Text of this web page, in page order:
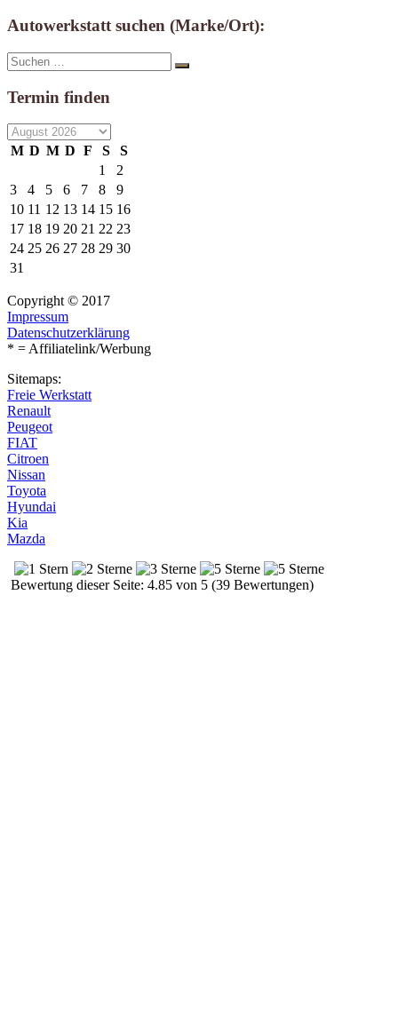
Autowerkstatt suchen (Marke/Ort):
Suche
nach:
Suchen
Termin finden
M D M D F S
S
1
2
3
4 5 6 7 8
9
10 11 12 13 14 15 16
17 18 19 20 21 22 23
24 25 26 27 28 29 30
31
Copyright © 2017
Impressum
Datenschutzerklärung
* = Affiliatelink/Werbung
Sitemaps:
Freie Werkstatt
Renault
Peugeot
FIAT
Citroen
Nissan
Toyota
Hyundai
Kia
Mazda
Bewertung dieser Seite: 4.85 von 5 (39 Bewertungen)